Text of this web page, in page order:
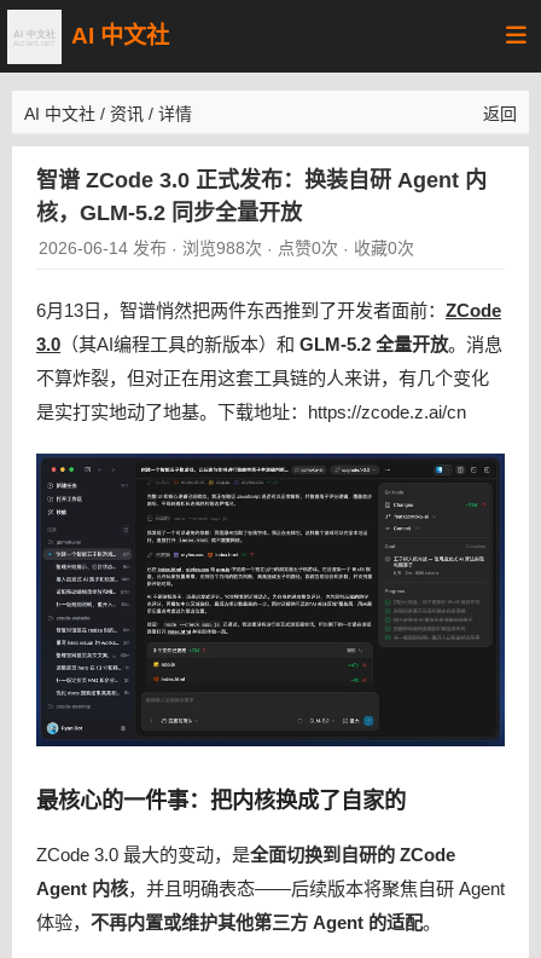
AI 中文社
AI 中文社 / 资讯 / 详情 返回
智谱 ZCode 3.0 正式发布：换装自研 Agent 内
核，GLM-5.2 同步全量开放
2026-06-14 发布 · 浏览988次 · 点赞0次 · 收藏0次
6月13日，智谱悄然把两件东西推到了开发者面前： ZCode
3.0 （其AI编程工具的新版本）和 GLM-5.2 全量开放。消息
不算炸裂，但对正在用这套工具链的人来讲，有几个变化
是实打实地动了地基。下载地址：https://zcode.z.ai/cn
最核心的一件事：把内核换成了自家的
ZCode 3.0 最大的变动，是全面切换到自研的 ZCode
Agent 内核，并且明确表态——后续版本将聚焦自研 Agent
体验， 不再内置或维护其他第三方 Agent 的适配。